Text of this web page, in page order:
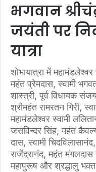
भगवान
जयंती पर
यात्रा
शोभायात्रा में
महंत प्रेमदास, स्वामी
शास्त्री, पूर्व विधायक
श्रीमहंत रामरतन गिरी,
महामंडलेश्वर स्वामी
जसविन्दर सिंह, महंत
दास, स्वामी
राजेंद्रानंद, महंत
महापुरूष और श्रद्धालु